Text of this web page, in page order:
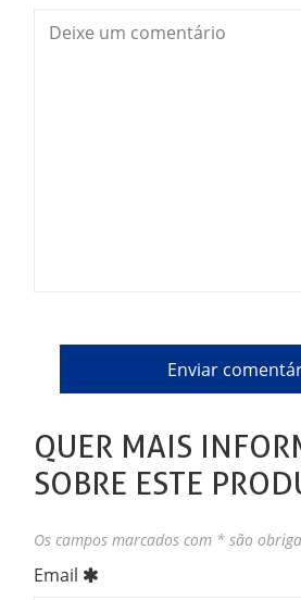
QUER MAIS
SOBRE ESTE
Os campos marcados com * são
Email